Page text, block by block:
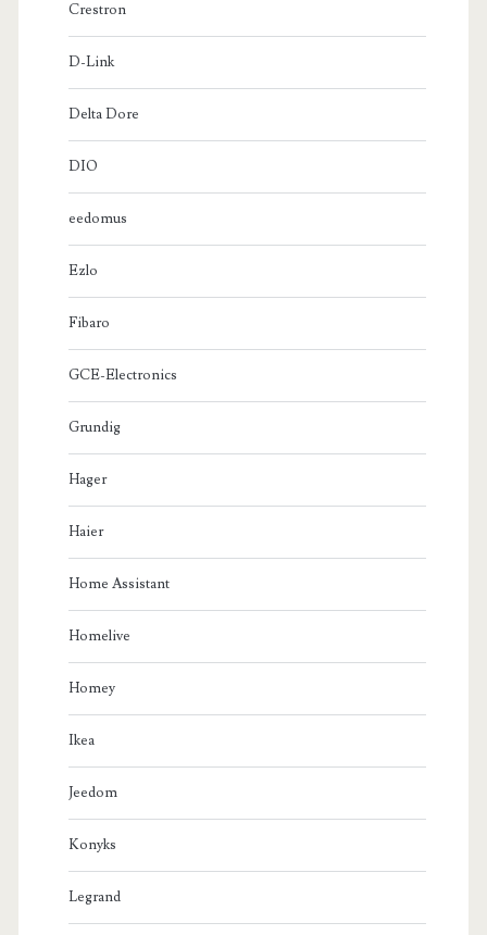
Crestron
D-Link
Delta Dore
DIO
eedomus
Ezlo
Fibaro
GCE-Electronics
Grundig
Hager
Haier
Home Assistant
Homelive
Homey
Ikea
Jeedom
Konyks
Legrand